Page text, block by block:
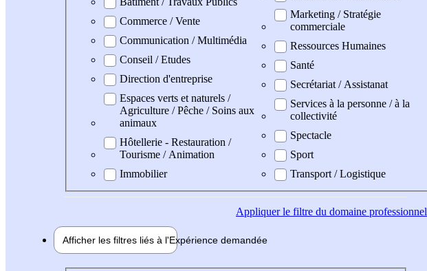
Commerce / Vente
Communication / Multimédia
Conseil / Etudes
Direction d'entreprise
Espaces verts et naturels /
Agriculture / Pêche / Soins aux
animaux
Hôtellerie - Restauration /
Tourisme / Animation
Immobilier
Marketing / Stratégie
commerciale
Ressources Humaines
Santé
Secrétariat / Assistanat
Services à la personne / à la
collectivité
Spectacle
Sport
Transport / Logistique
Appliquerle filtre du domaine professionnel
Afficher les filtres liés à l'Expérience demandée